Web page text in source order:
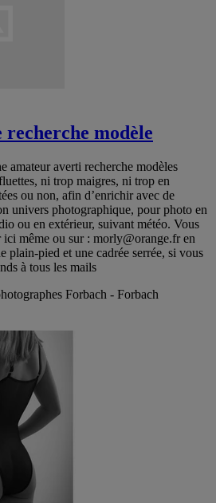
recherche modèle
amateur averti recherche modèles
ni trop maigres, ni trop en
ou non, afin d’enrichir avec de
univers photographique, pour photo en
ou en extérieur, suivant météo. Vous
ici même ou sur : morly@orange.fren
plain-pied et une cadrée serrée, si vous
à tous les mails
Forbach - Forbach